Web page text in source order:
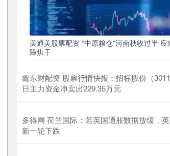
美通美股票配资 “中原粮仓”河南秋收过半
障烘干
鑫东财配资 股票行情快报：招标股份（
日主力资金净卖出229.35万元
多得网 荷兰国际：若英国通胀数据放缓，
新一轮下跌